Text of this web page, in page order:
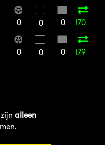
0 0 0 I70
0 0 0 I79
alleen